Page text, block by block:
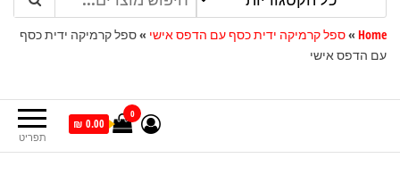
Home
»ספל קרמיקה ידית כסף עם הדפס אישי »ספל קרמיקה ידית כסף
עם הדפס אישי
תפריט
0
0.00 ₪